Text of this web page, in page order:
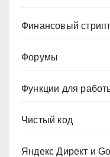
Финансовый
Форумы
Функции для
Чистый код
Яндекс Директ и